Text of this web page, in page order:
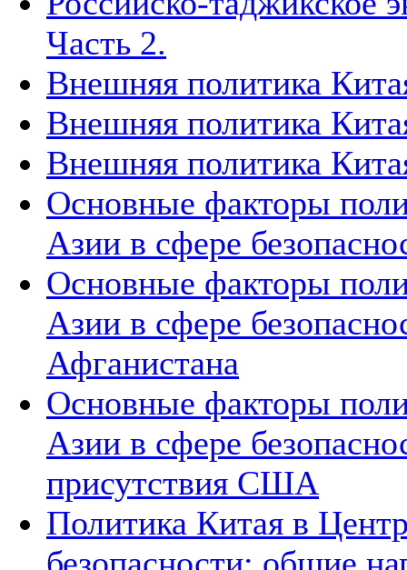
Часть 2.
Внешняя политика
Внешняя политика
Внешняя политика
Основные факторы
Азии в сфере
Основные факторы
Азии в сфере
Афганистана
Основные факторы
Азии в сфере
присутствия США
Политика Китая в